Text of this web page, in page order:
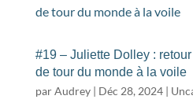
#19 – Juliette Dolley :
de tour du monde à la voile
parAudrey| Déc 28, 2024|